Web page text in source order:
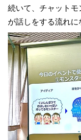
続いて、チャット
が話しをする流れに